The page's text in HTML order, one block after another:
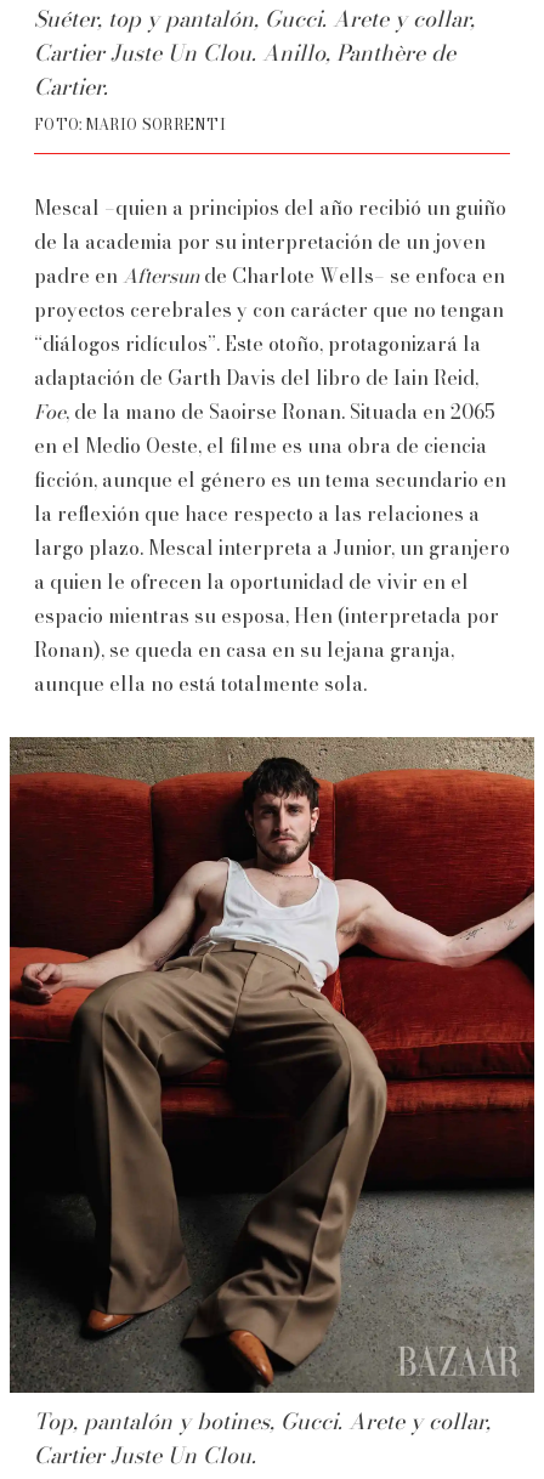
Suéter, top y pantalón, Gucci. Arete y collar,
Cartier Juste Un Clou. Anillo, Panthère de
Cartier.
FOTO: MARIO SORRENTI
Mescal –quien a principios del año recibió un guiño
de la academia por su interpretación de un joven
padre en Aftersunde Charlote Wells– se enfoca en
proyectos cerebrales y con carácter que no tengan
“diálogos ridículos”. Este otoño, protagonizará la
adaptación de Garth Davis del libro de Iain Reid,
Foe, de la mano de Saoirse Ronan. Situada en 2065
en el Medio Oeste, el filme es una obra de ciencia
ficción, aunque el género es un tema secundario en
la reflexión que hace respecto a las relaciones a
largo plazo. Mescal interpreta a Junior, un granjero
a quien le ofrecen la oportunidad de vivir en el
espacio mientras su esposa, Hen (interpretada por
Ronan), se queda en casa en su lejana granja,
aunque ella no está totalmente sola.
Top, pantalón y botines, Gucci. Arete y collar,
Cartier Juste Un Clou.